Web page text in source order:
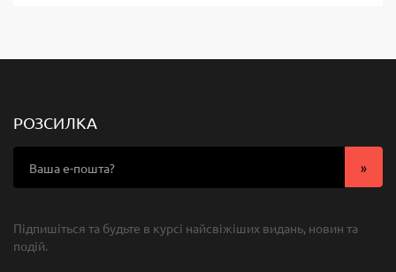
РОЗСИЛКА
Підпишіться та будьте в курсі найсвіжіших видань, новин та
подій.